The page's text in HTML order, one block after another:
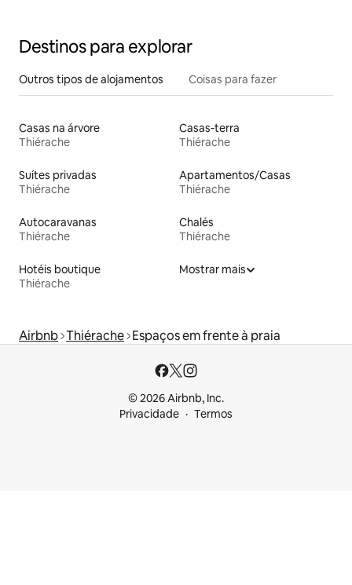
Destinos para explorar
Outros tipos de alojamentos Coisas para fazer
Casas na árvore
Thiérache
Casas-terra
Thiérache
Suítes privadas
Thiérache
Apartamentos/Casas
Thiérache
Autocaravanas
Thiérache
Chalés
Thiérache
Hotéis boutique
Thiérache
Mostrar mais
Airbnb Thiérache Espaços em frente à praia
© 2026 Airbnb, Inc.
Privacidade
Termos